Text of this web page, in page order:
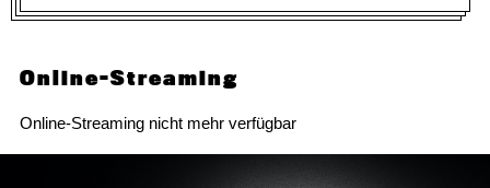
Online-Streaming
Online-Streaming nicht mehr verfügbar